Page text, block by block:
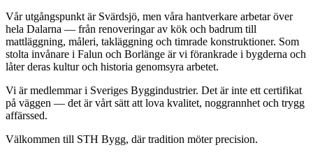
Vår utgångspunkt är Svärdsjö, men våra hantverkare arbetar över
hela Dalarna — från renoveringar av kök och badrum till
mattläggning, måleri, takläggning och timrade konstruktioner. Som
stolta invånare i Falun och Borlänge är vi förankrade i bygderna och
låter deras kultur och historia genomsyra arbetet.
Vi är medlemmar i Sveriges Byggindustrier. Det är inte ett certifikat
på väggen — det är vårt sätt att lova kvalitet, noggrannhet och trygg
affärssed.
Välkommen till STH Bygg, där tradition möter precision.